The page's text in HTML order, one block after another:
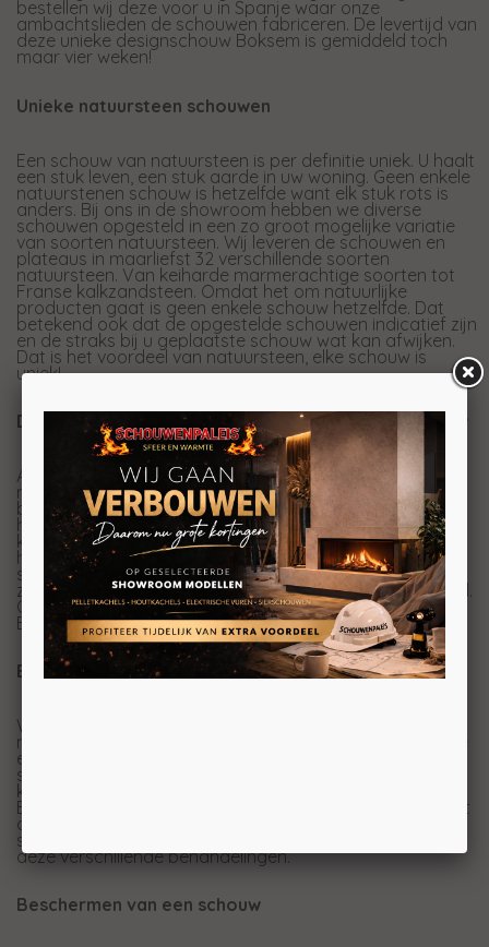
bestellen wij deze voor u in Spanje waar onze
ambachtslieden de schouwen fabriceren. De levertijd van
deze unieke designschouw Boksem is gemiddeld toch
maar vier weken!
Unieke natuursteen schouwen
Een schouw van natuursteen is per definitie uniek. U haalt
een stuk leven, een stuk aarde in uw woning. Geen enkele
natuurstenen schouw is hetzelfde want elk stuk rots is
anders. Bij ons in de showroom hebben we diverse
schouwen opgesteld in een zo groot mogelijke variatie
van soorten natuursteen. Wij leveren de schouwen en
plateaus in maarliefst 32 verschillende soorten
natuursteen. Van keiharde marmerachtige soorten tot
Franse kalkzandsteen. Omdat het om natuurlijke
producten gaat is geen enkele schouw hetzelfde. Dat
betekend ook dat de opgestelde schouwen indicatief zijn
en de straks bij u geplaatste schouw wat kan afwijken.
Dat is het voordeel van natuursteen, elke schouw is
uniek!
Diverse behandelingen van een natuurstenen schouw
Afhankelijk van de steensoort die u uitkiest, voor uw
moderne of klassieke schouw , zijn er verschillende
behandelingen mogelijk. U kunt een gezoete schouw
hebben waarbij de afwerking glad is en dof. U kunt ook
kiezen voor een glimmende gepolijste schouw. Voor een
heel bijzonder effect kunt u ervoor kiezen om uw nieuwe
schouw een zandstraal behandeling te geven. De
zachtere plekken in het steen worden dan weggestraald.
Ook hiervan hebben we weer een voorbeeld in ons
Experience Center in Lunteren (gemeente Ede)
Belgisch hardsteen
We maken een onderscheid in meerdere klasses
natuursteen. Belgisch hardsteen zit in de hoogste klasse
en is daarmee één van de duurdere en exclusievere
soorten. Erg veel toegepast en juist deze steensoort
kunnen we aanbieden met diverse behandelingen.
Behandelingen als, polijsten, licht- en donker zoeten, licht
of grof geschuurd en ook weer gezandstraald. In de
showroom hebben we verschillende stalen liggen met
deze verschillende behandelingen.
Beschermen van een schouw